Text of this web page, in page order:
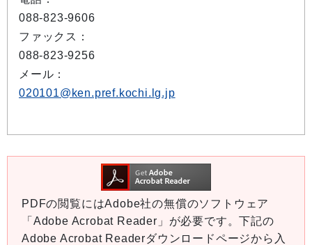
088-823-9606
ファックス：
088-823-9256
メール：
020101@ken.pref.kochi.lg.jp
PDFの閲覧にはAdobe社の無償のソフトウェア
「Adobe Acrobat Reader」が必要です。下記の
Adobe Acrobat Readerダウンロードページから入